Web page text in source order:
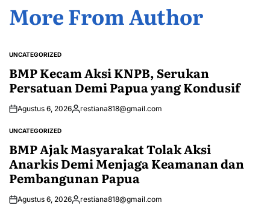
More From Author
POSTED
UNCATEGORIZED
BMP Kecam Aksi KNPB, Serukan
Persatuan Demi Papua yang Kondusif
Agustus 6, 2026Posted
restiana818@gmail.com
POSTED
UNCATEGORIZED
BMP Ajak Masyarakat Tolak Aksi
Anarkis Demi Menjaga Keamanan dan
Pembangunan Papua
Agustus 6, 2026Posted
restiana818@gmail.com